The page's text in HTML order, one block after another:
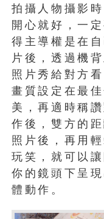
拍攝人物攝影
開心就好，一
得主導權是在
片後，透過機
照片秀給對方
畫質設定在最
美，再適時稱
作後，雙方的
照片後，再用
玩笑，就可以
你的鏡頭下呈
體動作。